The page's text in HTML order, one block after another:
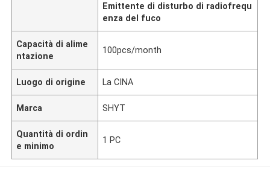
Emittente di disturbo di radiofrequ
enza del fuco
Capacità di alime
ntazione
100pcs/month
Luogo di origine La CINA
Marca SHYT
Quantità di ordin
e minimo
1 PC